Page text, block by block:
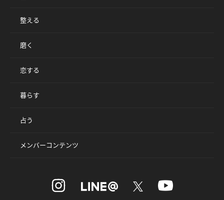
整える
磨く
恋する
暮らす
占う
メンバーコンテンツ